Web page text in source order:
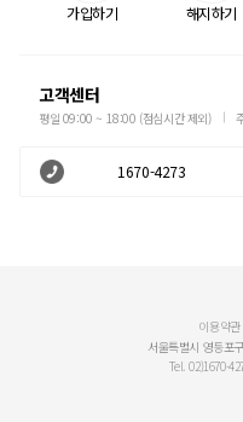
가입하기 해지하기
고객센터
평일 09:00 ~ 18:00 (점심시간 제외)
1670-4273
이용약관
서울특별시 영등포
Tel. 02)1670-